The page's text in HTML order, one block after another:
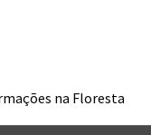
na Floresta